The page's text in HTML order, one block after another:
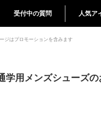
受付中の質問 人気ア
ジはプロモーションを含みます
学用メンズシューズの